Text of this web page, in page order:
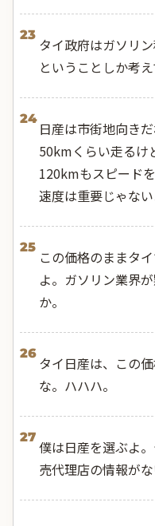
23
タイ政府はガソリ
ということしか考
24
日産は市街地向き
50kmくらい走るけ
120kmもスピード
速度は重要じゃない
25
この価格のままタ
よ。ガソリン業界
か。
26
タイ日産は、この
な。ハハハ。
27
僕は日産を選ぶよ
売代理店の情報が